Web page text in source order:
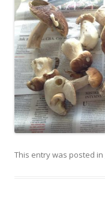
This entry was posted in